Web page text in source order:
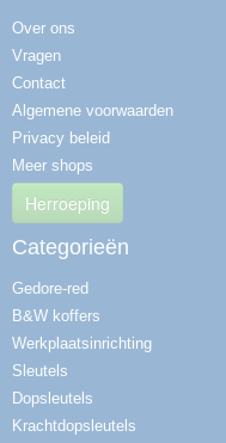
Over ons
Vragen
Contact
Algemene voorwaarden
Privacy beleid
Meer shops
Herroeping
Categorieën
Gedore-red
B&W koffers
Werkplaatsinrichting
Sleutels
Dopsleutels
Krachtdopsleutels